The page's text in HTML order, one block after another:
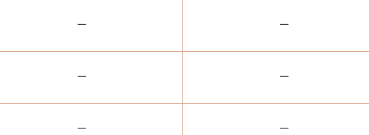
ー ー
ー ー
ー ー